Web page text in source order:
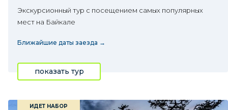
Экскурсионный тур с посещением самых популярных
мест на Байкале
Ближайшие даты заезда →
показать тур
ИДЕТ НАБОР